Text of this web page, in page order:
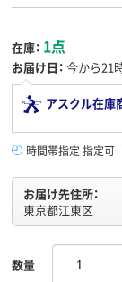
在庫： 1点
お届け日： 今から21
アスクル在庫
時間帯指定 指定可
お届け先住所：
東京都江東区
数量